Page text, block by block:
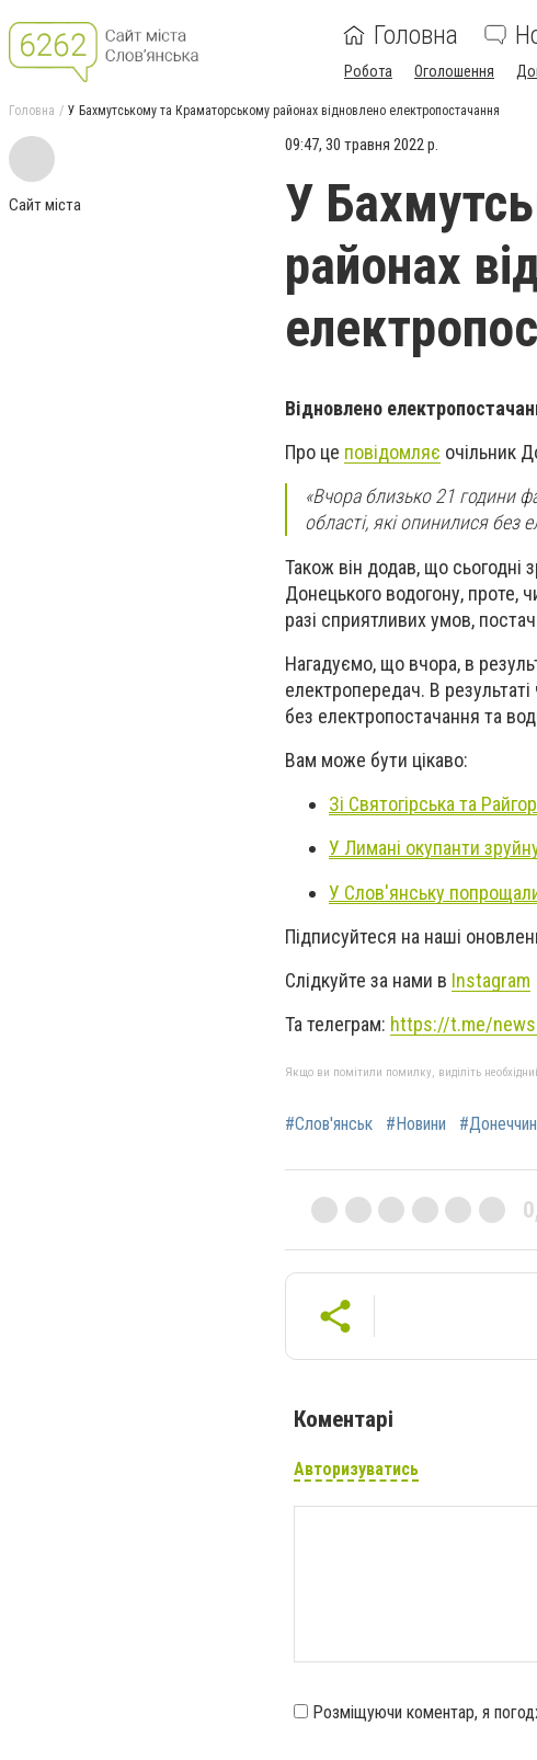
Головна
Робота Оголошення
Головна У Бахмутському та Краматорському районах відновлено електропостачання
Сайт міста
09:47, 30 травня 2022 р.
У
районах
Відновлено
Про це повідомляє очільник
«Вчора близько 21 години
області, які опинилися без
Також він додав, що сьогодні
Донецького водогону, проте,
разі сприятливих умов,
Нагадуємо, що вчора, в
електропередач. В
без електропостачання та
Вам може бути цікаво:
Зі Святогірська та
У Лимані окупанти
У Слов'янську
Підписуйтеся на наші
Слідкуйте за нами в Instagram
Та телеграм: https://t.me/
Якщо ви помітили помилку, виділіть
#Слов'янськ #Новини
Коментарі
Авторизуватись
Розміщуючи коментар, я